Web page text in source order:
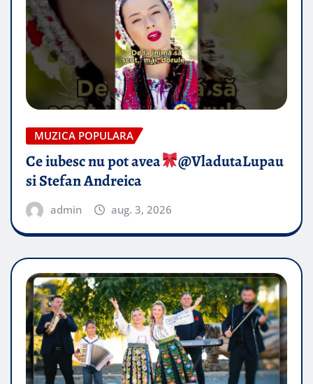
MUZICA POPULARA
Ce iubesc nu pot avea
​@VladutaLupau
si Stefan Andreica
admin aug. 3, 2026